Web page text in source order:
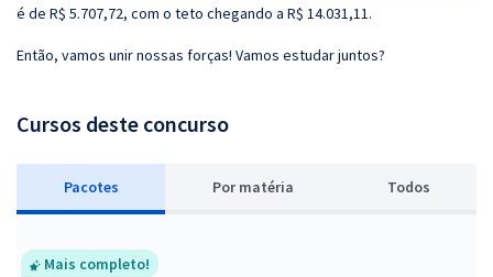
é de R$ 5.707,72, com o teto chegando a R$ 14.031,11.
Então, vamos unir nossas forças! Vamos estudar juntos?
Cursos deste concurso
Pacotes Por matéria Todos
Mais completo!